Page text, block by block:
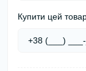
Купити цей